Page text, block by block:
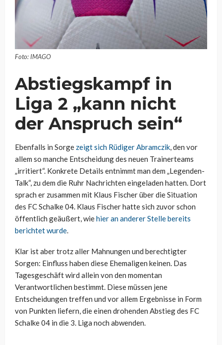
Foto: IMAGO
Abstiegskampf in
Liga 2 „kann nicht
der Anspruch sein“
Ebenfalls in Sorge zeigt sich Rüdiger Abramczik, den vor
allem so manche Entscheidung des neuen Trainerteams
„irritiert“. Konkrete Details entnimmt man dem „Legenden-
Talk“, zu dem die Ruhr Nachrichten eingeladen hatten. Dort
sprach er zusammen mit Klaus Fischer über die Situation
des FC Schalke 04. Klaus Fischer hatte sich zuvor schon
öffentlich geäußert, wiehier an anderer Stelle bereits
berichtet wurde.
Klar ist aber trotz aller Mahnungen und berechtigter
Sorgen: Einfluss haben diese Ehemaligen keinen. Das
Tagesgeschäft wird allein von den momentan
Verantwortlichen bestimmt. Diese müssen jene
Entscheidungen treffen und vor allem Ergebnisse in Form
von Punkten liefern, die einen drohenden Abstieg des FC
Schalke 04 in die 3. Liga noch abwenden.